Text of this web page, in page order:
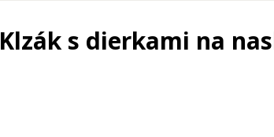
Klzák s dierkami na